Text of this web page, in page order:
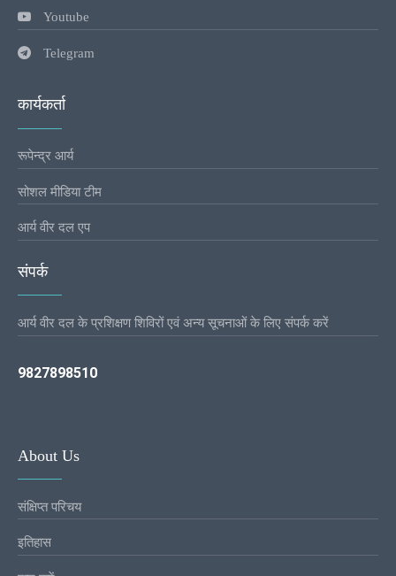
Youtube
Telegram
कार्यकर्ता
रूपेन्द्र आर्य
सोशल मीडिया टीम
आर्य वीर दल एप
संपर्क
आर्य वीर दल के प्रशिक्षण शिविरों एवं अन्य सूचनाओं के लिए संपर्क करें
9827898510
About Us
संक्षिप्त परिचय
इतिहास